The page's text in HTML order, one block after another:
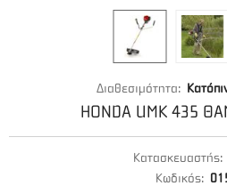
Διαθεσιμότητα:
HONDA UMK 435
Κατασκευαστής:
Κωδικός: